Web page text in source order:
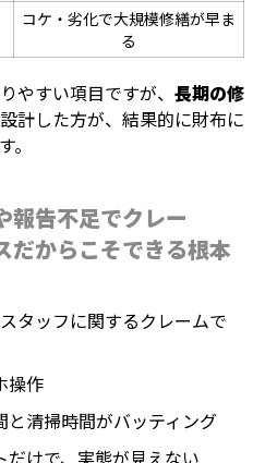
コケ・劣化で大規模修繕が早ま
る
やすい項目ですが、 長期の修
計した方が、結果的に財布に
報告不足でクレー
だからこそできる根本
タッフに関するクレームで
操作
清掃時間がバッティング
けで、実態が見えない